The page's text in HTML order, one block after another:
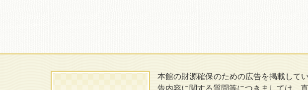
本館の財源確保のための広告を掲載して
告内容に関する質問等につきましては、